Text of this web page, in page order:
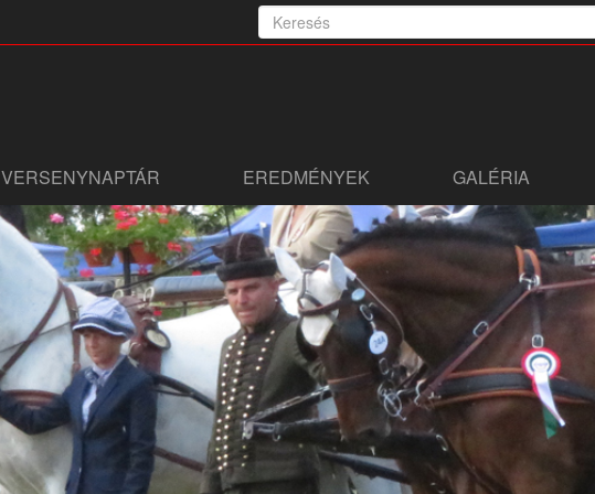
VERSENYNAPTÁR EREDMÉNYEK GALÉRIA